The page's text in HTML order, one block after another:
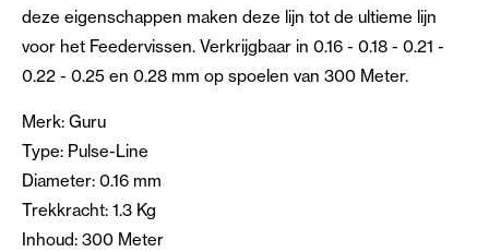
deze eigenschappen maken deze lijn tot de ultieme lijn
voor het Feedervissen. Verkrijgbaar in 0.16 - 0.18 - 0.21 -
0.22 - 0.25 en 0.28 mm op spoelen van 300 Meter.
Merk: Guru
Type: Pulse-Line
Diameter: 0.16 mm
Trekkracht: 1.3 Kg
Inhoud: 300 Meter